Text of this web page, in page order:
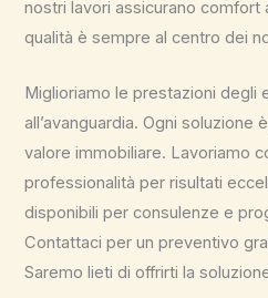
nostri lavori assicurano
qualità è sempre al centro dei
Miglioriamo le prestazioni degli
all’avanguardia. Ogni soluzione
valore immobiliare. Lavoriamo
professionalità per risultati
disponibili per consulenze e
Contattaci per un preventivo
Saremo lieti di offrirti la